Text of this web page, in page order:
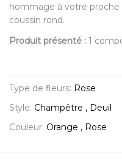
hommage à votre
coussin rond.
Produit présenté : 1
Type de fleurs: Rose
Style: Champêtre , Deuil
Couleur: Orange , Rose